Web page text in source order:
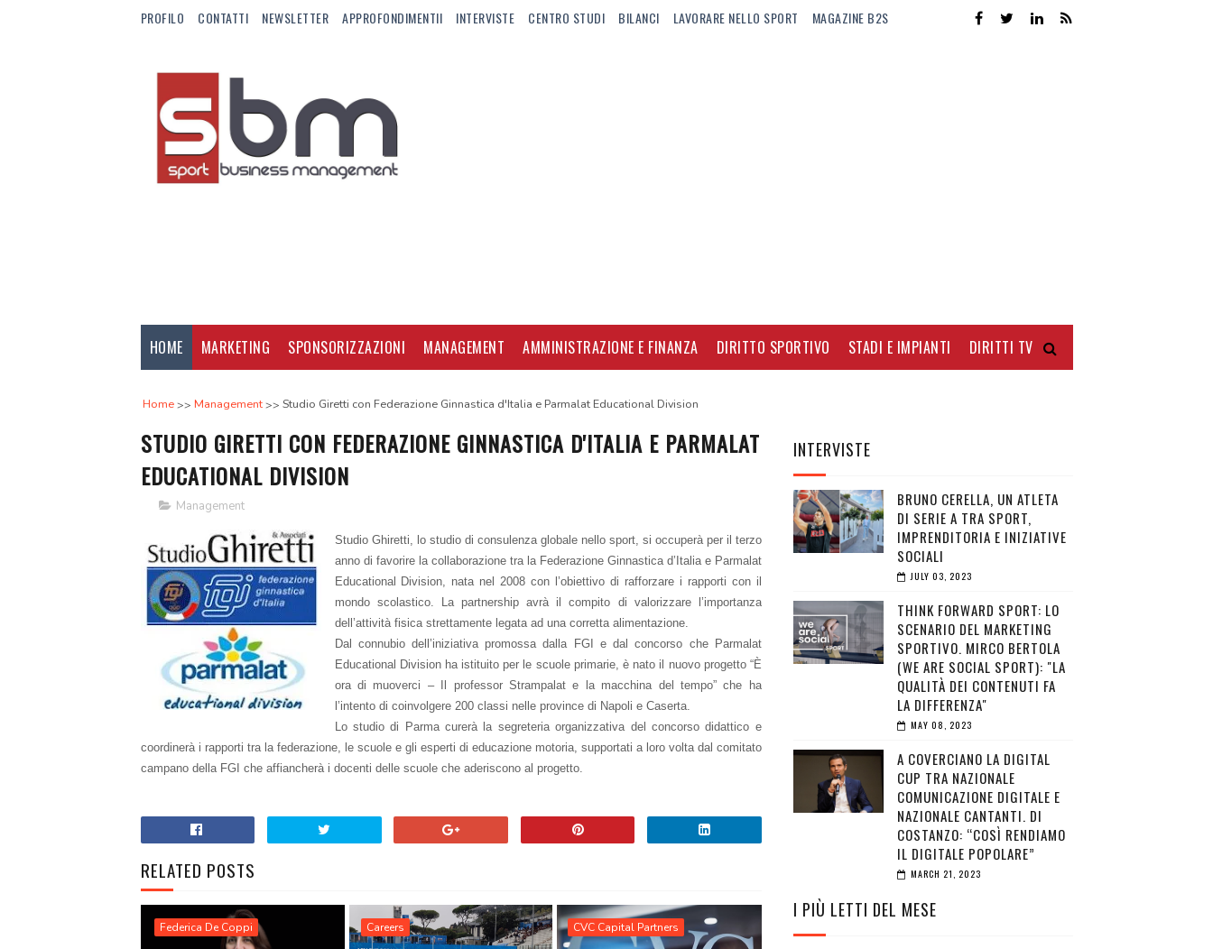
PROFILO CONTATTI NEWSLETTER APPROFONDIMENTII INTERVISTE CENTRO STUDI BILANCI LAVORARE NELLO SPORT MAGAZINE B2S
HOME MARKETING SPONSORIZZAZIONI MANAGEMENT AMMINISTRAZIONE E FINANZA DIRITTO SPORTIVO STADI E IMPIANTI DIRITTI TV
Home Management Studio Giretti con Federazione Ginnastica d'Italia e Parmalat Educational Division
STUDIO GIRETTI CON FEDERAZIONE GINNASTICA D'ITALIA E PARMALAT
EDUCATIONAL DIVISION
Management
Studio Ghiretti, lo studio di consulenza globale nello sport, si occuperà per il terzo
anno di favorire la collaborazione tra la Federazione Ginnastica d’Italia e Parmalat
Educational Division, nata nel 2008 con l’obiettivo di rafforzare i rapporti con il
mondo scolastico.
La partnership avrà il compito di valorizzare l’importanza
dell’attività fisica strettamente legata ad una corretta alimentazione.
Dal connubio dell’iniziativa promossa dalla FGI e dal concorso che Parmalat
Educational Division ha istituito per le scuole primarie, è nato il nuovo progetto “È
ora di muoverci – Il professor Strampalat e la macchina del tempo” che ha
l’intento di coinvolgere 200 classi nelle province di Napoli e Caserta.
Lo studio di Parma curerà la segreteria organizzativa del concorso didattico e
coordinerà i rapporti tra la federazione, le scuole e gli esperti di educazione motoria, supportati a loro volta dal comitato
campano della FGI che affiancherà i docenti delle scuole che aderiscono al progetto.
RELATED POSTS
Federica De Coppi Careers CVC Capital Partners
INTERVISTE
BRUNO CERELLA, UN ATLETA
DI SERIE A TRA SPORT,
IMPRENDITORIA E INIZIATIVE
SOCIALI
JULY 03, 2023
THINK FORWARD SPORT: LO
SCENARIO DEL MARKETING
SPORTIVO. MIRCO BERTOLA
(WE ARE SOCIAL SPORT): "LA
QUALITÀ DEI CONTENUTI FA
LA DIFFERENZA"
MAY 08, 2023
A COVERCIANO LA DIGITAL
CUP TRA NAZIONALE
COMUNICAZIONE DIGITALE E
NAZIONALE CANTANTI. DI
COSTANZO: “COSÌ RENDIAMO
IL DIGITALE POPOLARE”
MARCH 21, 2023
I PIÙ LETTI DEL MESE